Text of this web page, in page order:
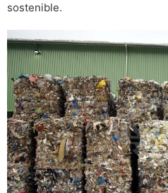
sostenible.